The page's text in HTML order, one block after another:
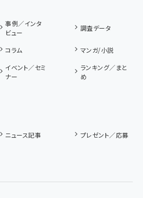
事例／インタ
ビュー
調査データ
コラム
マンガ/小説
イベント／セミ
ナー
ランキング／まと
め
ニュース記事
プレゼント／応募